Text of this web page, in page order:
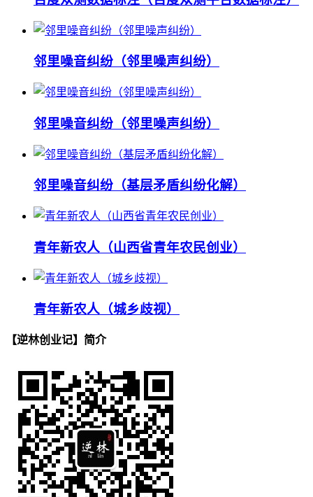
邻里噪音纠纷（邻里噪声纠纷）
邻里噪音纠纷（邻里噪声纠纷）
邻里噪音纠纷（基层矛盾纠纷化解）
青年新农人（山西省青年农民创业）
青年新农人（城乡歧视）
【逆林创业记】简介